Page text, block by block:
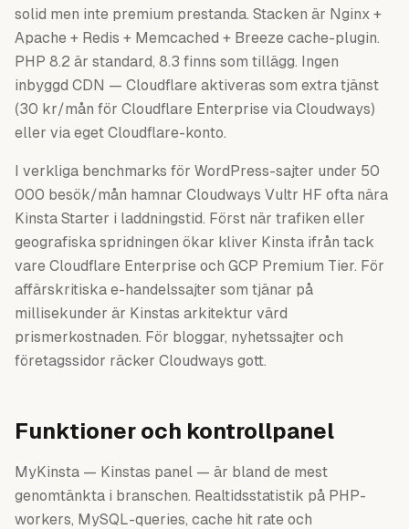
solid men inte premium prestanda. Stacken är Nginx +
Apache + Redis + Memcached + Breeze cache-plugin.
PHP 8.2 är standard, 8.3 finns som tillägg. Ingen
inbyggd CDN — Cloudflare aktiveras som extra tjänst
(30 kr/mån för Cloudflare Enterprise via Cloudways)
eller via eget Cloudflare-konto.
I verkliga benchmarks för WordPress-sajter under 50
000 besök/mån hamnar Cloudways Vultr HF ofta nära
Kinsta Starter i laddningstid. Först när trafiken eller
geografiska spridningen ökar kliver Kinsta ifrån tack
vare Cloudflare Enterprise och GCP Premium Tier. För
affärskritiska e-handelssajter som tjänar på
millisekunder är Kinstas arkitektur värd
prismerkostnaden. För bloggar, nyhetssajter och
företagssidor räcker Cloudways gott.
Funktioner och kontrollpanel
MyKinsta — Kinstas panel — är bland de mest
genomtänkta i branschen. Realtidsstatistik på PHP-
workers, MySQL-queries, cache hit rate och